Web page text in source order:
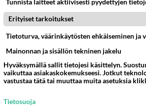
Tunnista laitteet aktiivisesti pyydettyjen
Erityiset tarkoitukset
Tietoturva, väärinkäytösten ehkäiseminen ja
Mainonnan ja sisällön tekninen jakelu
Hyväksymällä sallit tietojesi käsittelyn.
vaikuttaa asiakaskokemukseesi. Jotkut
vastustaa tätä tai muuttaa muita asetuksia
Tietosuoja